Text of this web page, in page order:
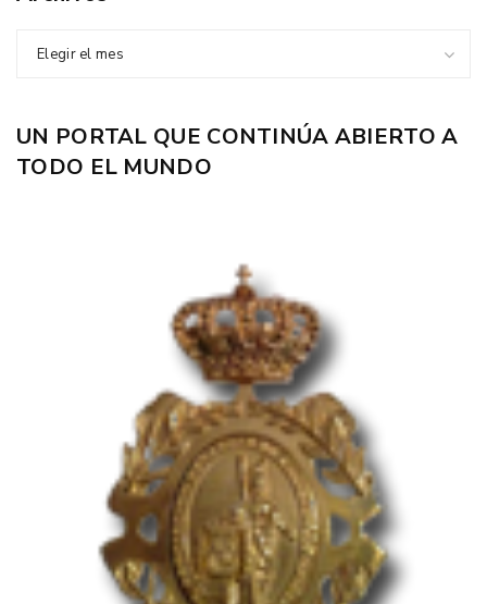
Elegir el mes
UN PORTAL QUE CONTINÚA ABIERTO A
TODO EL MUNDO